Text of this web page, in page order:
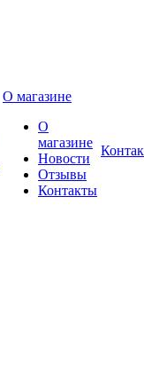
О магазине
О
магазине
Новости
Отзывы
Контакты